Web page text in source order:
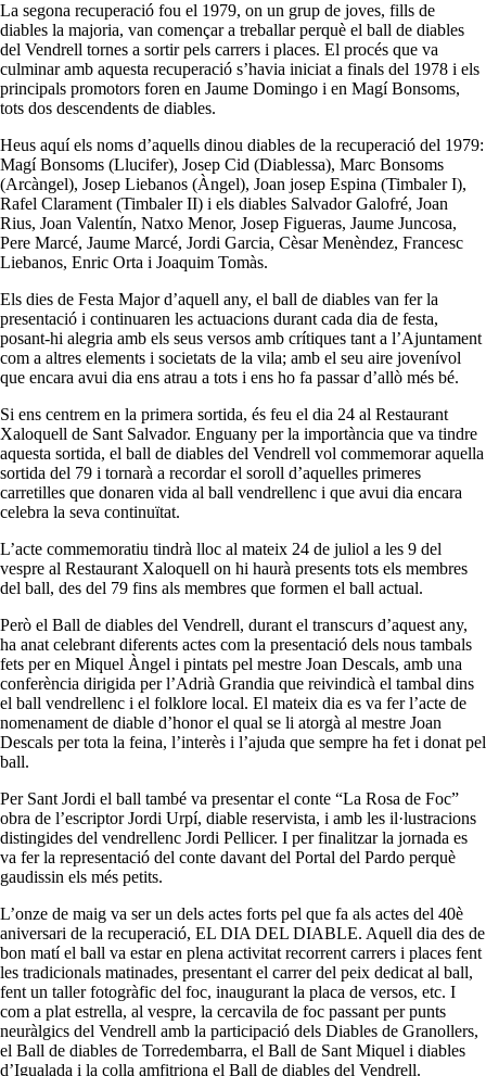
La segona recuperació fou el 1979, on un grup de joves, fills de
diables la majoria, van començar a treballar perquè el ball de diables
del Vendrell tornes a sortir pels carrers i places. El procés que va
culminar amb aquesta recuperació s’havia iniciat a finals del 1978 i els
principals promotors foren en Jaume Domingo i en Magí Bonsoms,
tots dos descendents de diables.
Heus aquí els noms d’aquells dinou diables de la recuperació del 1979:
Magí Bonsoms (Llucifer), Josep Cid (Diablessa), Marc Bonsoms
(Arcàngel), Josep Liebanos (Àngel), Joan josep Espina (Timbaler I),
Rafel Clarament (Timbaler II) i els diables Salvador Galofré, Joan
Rius, Joan Valentín, Natxo Menor, Josep Figueras, Jaume Juncosa,
Pere Marcé, Jaume Marcé, Jordi Garcia, Cèsar Menèndez, Francesc
Liebanos, Enric Orta i Joaquim Tomàs.
Els dies de Festa Major d’aquell any, el ball de diables van fer la
presentació i continuaren les actuacions durant cada dia de festa,
posant-hi alegria amb els seus versos amb crítiques tant a l’Ajuntament
com a altres elements i societats de la vila; amb el seu aire jovenívol
que encara avui dia ens atrau a tots i ens ho fa passar d’allò més bé.
Si ens centrem en la primera sortida, és feu el dia 24 al Restaurant
Xaloquell de Sant Salvador. Enguany per la importància que va tindre
aquesta sortida, el ball de diables del Vendrell vol commemorar aquella
sortida del 79 i tornarà a recordar el soroll d’aquelles primeres
carretilles que donaren vida al ball vendrellenc i que avui dia encara
celebra la seva continuïtat.
L’acte commemoratiu tindrà lloc al mateix 24 de juliol a les 9 del
vespre al Restaurant Xaloquell on hi haurà presents tots els membres
del ball, des del 79 fins als membres que formen el ball actual.
Però el Ball de diables del Vendrell, durant el transcurs d’aquest any,
ha anat celebrant diferents actes com la presentació dels nous tambals
fets per en Miquel Àngel i pintats pel mestre Joan Descals, amb una
conferència dirigida per l’Adrià Grandia que reivindicà el tambal dins
el ball vendrellenc i el folklore local. El mateix dia es va fer l’acte de
nomenament de diable d’honor el qual se li atorgà al mestre Joan
Descals per tota la feina, l’interès i l’ajuda que sempre ha fet i donat pel
ball.
Per Sant Jordi el ball també va presentar el conte “La Rosa de Foc”
obra de l’escriptor Jordi Urpí, diable reservista, i amb les il·lustracions
distingides del vendrellenc Jordi Pellicer. I per finalitzar la jornada es
va fer la representació del conte davant del Portal del Pardo perquè
gaudissin els més petits.
L’onze de maig va ser un dels actes forts pel que fa als actes del 40è
aniversari de la recuperació, EL DIA DEL DIABLE. Aquell dia des de
bon matí el ball va estar en plena activitat recorrent carrers i places fent
les tradicionals matinades, presentant el carrer del peix dedicat al ball,
fent un taller fotogràfic del foc, inaugurant la placa de versos, etc. I
com a plat estrella, al vespre, la cercavila de foc passant per punts
neuràlgics del Vendrell amb la participació dels Diables de Granollers,
el Ball de diables de Torredembarra, el Ball de Sant Miquel i diables
d’Igualada i la colla amfitriona el Ball de diables del Vendrell.